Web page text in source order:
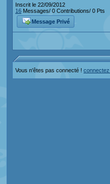
Inscrit le 22/09/2012
16 Messages/ 0 Contributions/ 0 Pts
Message Privé
Vous n'êtes pas connecté !